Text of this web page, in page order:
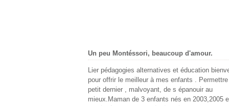
Un peu Montéssori, beaucoup d'amour.
Lier pédagogies alternatives et éducation
pour offrir le meilleur à mes enfants .
petit dernier , malvoyant, de s épanouir au
mieux.Maman de 3 enfants nés en 2003,2005